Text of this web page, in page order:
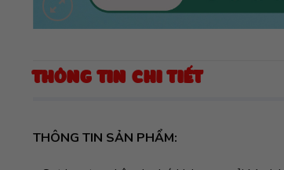
THÔNG TIN CHI TIẾT
THÔNG TIN SẢN PHẨM: